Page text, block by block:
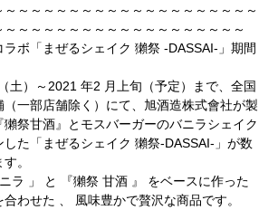
～～～～～～～～～～～～～～～～～～～～
～～～～～～～～～～～～～～～～～～～
ボ「まぜるシェイク 獺祭 -DASSAI-」期間
土）～2021 年2 月上旬（予定）まで、全国
一部店舗除く）にて、旭酒造株式會社が製
祭甘酒』とモスバーガーのバニラシェイク
た「まぜるシェイク 獺祭-DASSAI-」が数
。
ラ 」 と 『獺祭 甘酒 』 をベースに作った
わせた 、 風味豊かで贅沢な商品です。